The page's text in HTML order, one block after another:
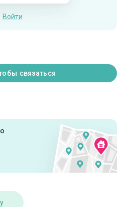
Войти
связаться